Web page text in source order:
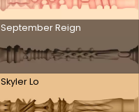
September Reign
Skyler Lo